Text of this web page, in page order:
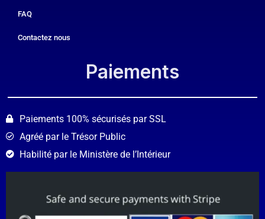
FAQ
Contactez nous
Paiements​
Paiements 100% sécurisés par SSL
Agréé par le Trésor Public
Habilité par le Ministère de l’Intérieur